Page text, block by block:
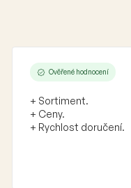
Ověřené hodnocení
+ Sortiment.
+ Ceny.
+ Rychlost doručení.